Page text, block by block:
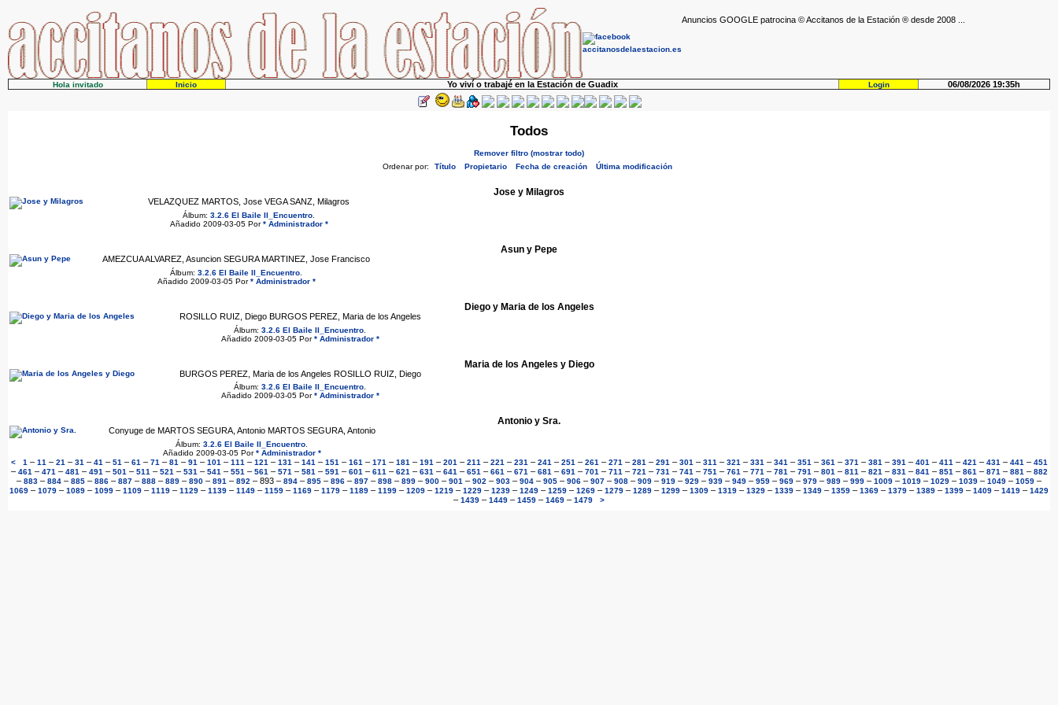
Anuncios GOOGLE patrocina © Accitanos de la Estación ® desde 2008 ...
Hola invitado Inicio Yo viví o trabajé en la Estación de Guadix Login 06/08/2026 19:35h
Todos
Remover filtro (mostrar todo)
Ordenar por:
Título Propietario Fecha de creación Última modificación
Jose y Milagros
VELAZQUEZ MARTOS, Jose VEGA SANZ, Milagros
Álbum: 3.2.6 El Baile II_Encuentro
Añadido 2009-03-05 Por* Administrador *
Asun y Pepe
AMEZCUA ALVAREZ, Asuncion SEGURA MARTINEZ, Jose Francisco
Álbum: 3.2.6 El Baile II_Encuentro
Añadido 2009-03-05 Por* Administrador *
Diego y Maria de los Angeles
ROSILLO RUIZ, Diego BURGOS PEREZ, Maria de los Angeles
Álbum: 3.2.6 El Baile II_Encuentro
Añadido 2009-03-05 Por* Administrador *
Maria de los Angeles y Diego
BURGOS PEREZ, Maria de los Angeles ROSILLO RUIZ, Diego
Álbum: 3.2.6 El Baile II_Encuentro.
Añadido 2009-03-05 Por* Administrador *
Antonio y Sra.
Conyuge de MARTOS SEGURA, Antonio MARTOS SEGURA, Antonio
Álbum: 3.2.6 El Baile II_Encuentro
Añadido 2009-03-05 Por* Administrador *
<
1 – 11 – 21 – 31 – 41 – 51 – 61 – 71 – 81 – 91 – 101 – 111 – 121 – 131 – 141 – 151 – 161 – 171 – 181 – 191 – 201 – 211 – 221 – 231 – 241 – 251 – 261 – 271 – 281 – 291 – 301 – 311 – 321 – 331 – 341 – 351 – 361 – 371 – 381 – 391 – 401 – 411 – 421 – 431 – 441 – 451
– 461 – 471 – 481 – 491 – 501 – 511 – 521 – 531 – 541 – 551 – 561 – 571 – 581 – 591 – 601 – 611 – 621 – 631 – 641 – 651 – 661 – 671 – 681 – 691 – 701 – 711 – 721 – 731 – 741 – 751 – 761 – 771 – 781 – 791 – 801 – 811 – 821 – 831 – 841 – 851 – 861 – 871 – 881 – 882
– 883 – 884 – 885 – 886 – 887 – 888 – 889 – 890 – 891 – 892 – 893 – 894 – 895 – 896 – 897 – 898 – 899 – 900 – 901 – 902 – 903 – 904 – 905 – 906 – 907 – 908 – 909 – 919 – 929 – 939 – 949 – 959 – 969 – 979 – 989 – 999 – 1009 – 1019 – 1029 – 1039 – 1049 – 1059 –
1069 – 1079 – 1089 – 1099 – 1109 – 1119 – 1129 – 1139 – 1149 – 1159 – 1169 – 1179 – 1189 – 1199 – 1209 – 1219 – 1229 – 1239 – 1249 – 1259 – 1269 – 1279 – 1289 – 1299 – 1309 – 1319 – 1329 – 1339 – 1349 – 1359 – 1369 – 1379 – 1389 – 1399 – 1409 – 1419 – 1429
– 1439 – 1449 – 1459 – 1469 – 1479 >